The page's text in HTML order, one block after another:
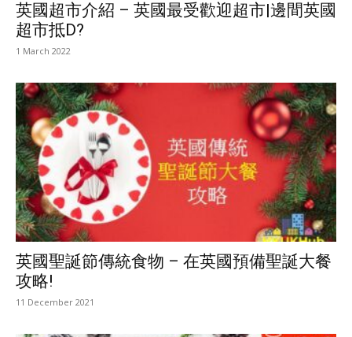
英國超市介紹 – 英國最受歡迎超市|邊間英國
超市抵D?
1 March 2022
英國聖誕節傳統食物 – 在英國預備聖誕大餐
攻略!
11 December 2021